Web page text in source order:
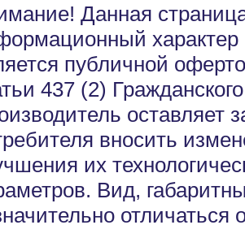
Данная
характер
публичной
437 (2)
оставляет
вносить
их
Вид,